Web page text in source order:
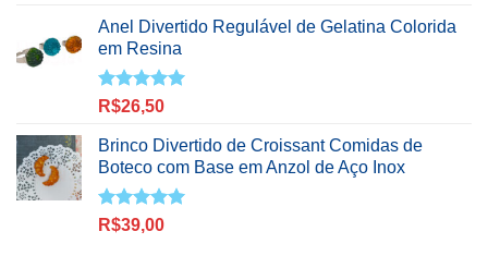
Anel Divertido Regulável de Gelatina Colorida
em Resina
Avaliação
R$26,50
Brinco Divertido de Croissant Comidas de
Boteco com Base em Anzol de Aço Inox
Avaliação
R$39,00